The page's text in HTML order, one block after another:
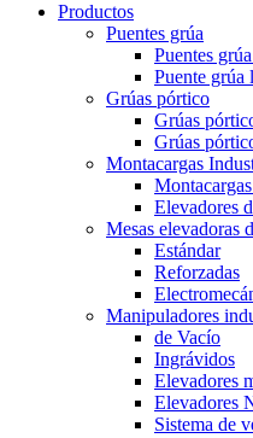
Productos
Puentes grúa
Puentes
Puente grúa
Grúas pórtico
Grúas
Grúas
Montacargas
Elevadores
Mesas elevadoras
Estándar
Reforzadas
Manipuladores
de Vacío
Ingrávidos
Elevadores
Elevadores
Sistema de